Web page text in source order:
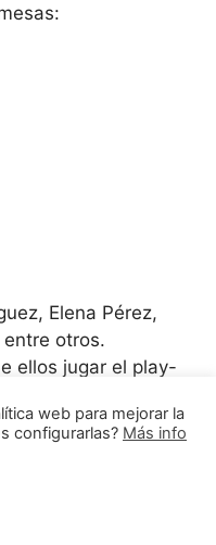
Elena Pérez,
entre otros.
ellos jugar el play-
resultados de la
web para mejorar la
configurarlas? Más info